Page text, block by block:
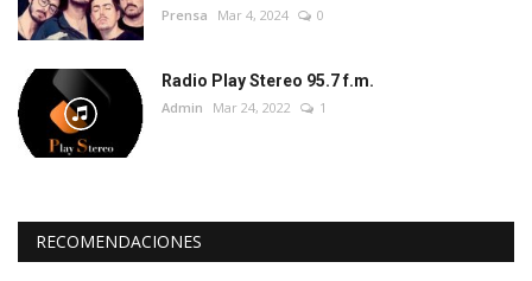
Prensa Mar 4, 2024 0
Radio Play Stereo 95.7 f.m.
Admin Mar 24, 2022 1
RECOMENDACIONES